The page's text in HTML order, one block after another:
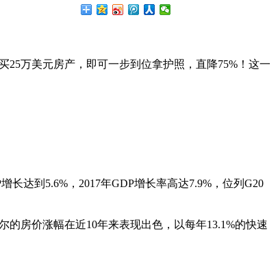
25万美元房产，即可一步到位拿护照，直降75%！这一
达到5.6%，2017年GDP增长率高达7.9%，位列G20
房价涨幅在近10年来表现出色，以每年13.1%的快速